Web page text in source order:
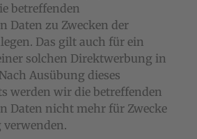
betreffenden
Daten zu Zwecken der
Das gilt auch für ein
solchen Direktwerbung in
Ausübung dieses
werden wir die betreffenden
Daten nicht mehr für Zwecke